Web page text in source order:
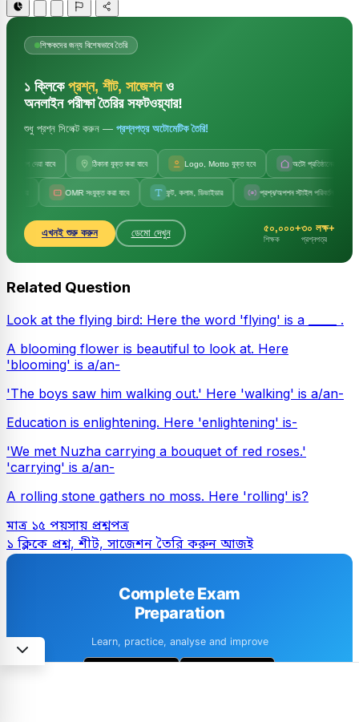
শিক্ষকদের জন্য বিশেষভাবে তৈরি
১ ক্লিকে প্রশ্ন, শীট, সাজেশনও
অনলাইন পরীক্ষা তৈরির সফটওয়্যার!
শুধু প্রশ্ন সিলেক্ট করুন — প্রশ্নপত্র অটোমেটিক তৈরি!
দেয়া যাবে ঠিকানা যুক্ত করা যাবে Logo, Motto যুক্ত হবে অটো প্রতিষ্ঠানের নাম
OMR সংযুক্ত করা যাবে ফন্ট, কলাম, ডিভাইডার প্রশ্ন/অপশন স্টাইল পরিবর্তন
এখনই শুরু করুন ডেমো দেখুন ৫০,০০০+
শিক্ষক
৩০ লক্ষ+
প্রশ্নপত্র
Related Question
Look at the flying bird: Here the word 'flying' is a _____ .
A blooming flower is beautiful to look at. Here
'blooming' is a/an-
'The boys saw him walking out.' Here 'walking' is a/an-
Education is enlightening. Here 'enlightening' is-
'We met Nuzha carrying a bouquet of red roses.'
'carrying' is a/an-
A rolling stone gathers no moss. Here 'rolling' is?
মাত্র ১৫ পয়সায় প্রশ্নপত্র
১ ক্লিকে প্রশ্ন, শীট, সাজেশন তৈরি করুন আজই
Complete Exam
Preparation
Learn, practice, analyse and improve